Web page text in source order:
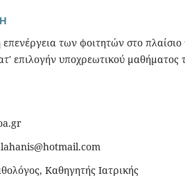
των φοιτητών στο
επιλογήν υποχρεωτικού μαθήματος
Καθηγητής Ιατρικής